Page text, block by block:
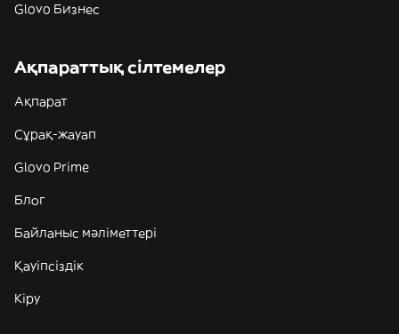
Glovo Бизнес
Ақпараттық сілтемелер
Ақпарат
Сұрақ-жауап
Glovo Prime
Блог
Байланыс мәліметтері
Қауіпсіздік
Кіру